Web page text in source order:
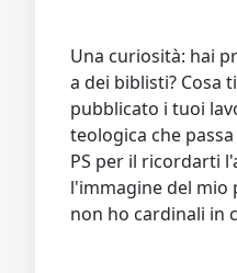
Una curiosità: hai
a dei biblisti? Cosa
pubblicato i tuoi
teologica che
PS per il ricordarti
l'immagine del mio
non ho cardinali in